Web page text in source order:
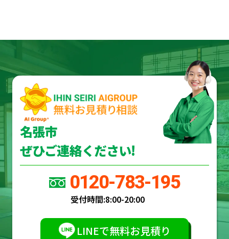
名張市
ぜひご連絡ください!
0120-783-195
受付時間:8:00-20:00
LINEで無料お見積り